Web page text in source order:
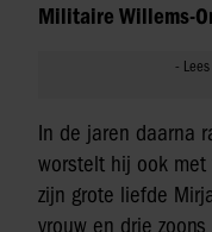
Militaire Willems-
In de jaren daarna
worstelt hij ook met
zijn grote liefde
vrouw en drie